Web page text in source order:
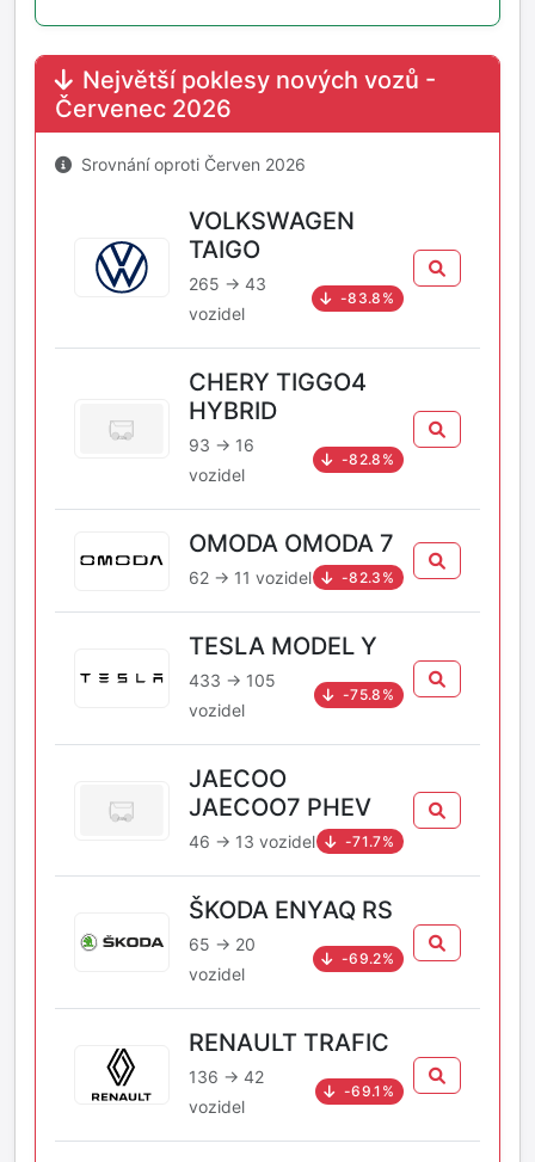
Největší poklesy nových vozů -
Červenec 2026
Srovnání oproti Červen 2026
VOLKSWAGEN
TAIGO
265 → 43
vozidel
-83.8%
CHERY TIGGO4
HYBRID
93 → 16
vozidel
-82.8%
OMODA OMODA 7
62 → 11 vozidel -82.3%
TESLA MODEL Y
433 → 105
vozidel
-75.8%
JAECOO
JAECOO7 PHEV
46 → 13 vozidel -71.7%
ŠKODA ENYAQ RS
65 → 20
vozidel
-69.2%
RENAULT TRAFIC
136 → 42
vozidel
-69.1%